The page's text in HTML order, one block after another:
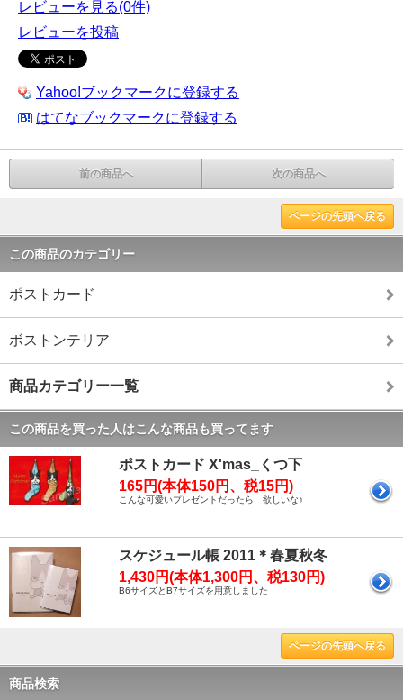
レビューを見る(0件)
レビューを投稿
Yahoo!ブックマークに登録する
はてなブックマークに登録する
前の商品へ 次の商品へ
ページの先頭へ戻る
この商品のカテゴリー
ポストカード
ボストンテリア
商品カテゴリー一覧
この商品を買った人はこんな商品も買ってます
ポストカード X'mas_くつ下
165円(本体150円、税15円)
こんな可愛いプレゼントだったら 欲しいな♪
スケジュール帳 2011＊春夏秋冬
1,430円(本体1,300円、税130円)
B6サイズとB7サイズを用意しました
ページの先頭へ戻る
商品検索